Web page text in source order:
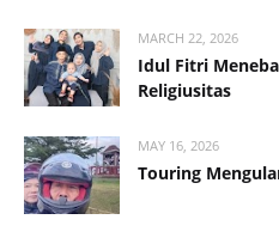
MARCH 22, 2026
Idul Fitri
Religiusitas
MAY 16, 2026
Touring